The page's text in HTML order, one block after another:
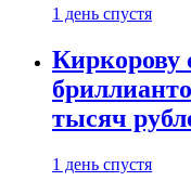
1 день спустя
Киркорову
тысяч
1 день спустя